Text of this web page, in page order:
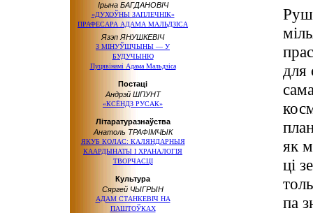
Ірына БАГДАНОВІЧ
«ДУХОЎНЫ ЗАПЛЕЧНІК»
ПРАФЕСАРА АДАМА МАЛЬДЗІСА
Язэп ЯНУШКЕВІЧ
З МІНУЎШЧЫНЫ — У
БУДУЧЫНЮ
Пуцявінамі Адама Мальдзіса
Постаці
Андрэй ШПУНТ
«КСЁНДЗ РУСАК»
Літаратуразнаўства
Анатоль ТРАФІМЧЫК
ЯКУБ КОЛАС: КАЛЯНДАРНЫЯ
КААРДЫНАТЫ І ХРАНАЛОГІЯ
ТВОРЧАСЦІ
Культура
Сяргей ЧЫГРЫН
АДАМ СТАНКЕВІЧ НА
ПАШТОЎКАХ
для
як
ці
па